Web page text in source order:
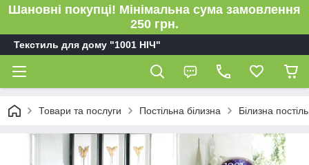
Шановні покупці! Мінімальна сума замовлення
250 грн.
Текстиль для дому "1001 НІЧ"
Товари та послуги Постільна білизна Білизна